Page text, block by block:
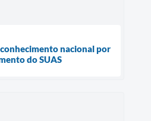
nacional por
do SUAS